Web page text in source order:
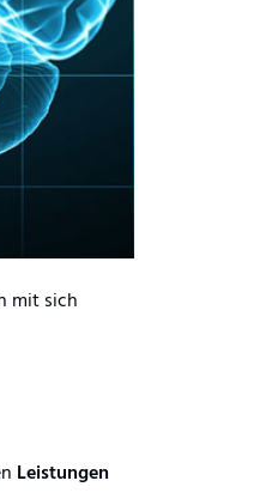
mit sich
Leistungen